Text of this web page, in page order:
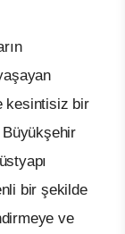
kesintisiz bir
Büyükşehir
bir şekilde
ve